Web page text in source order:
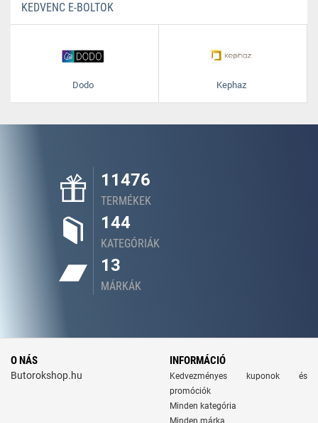
KEDVENC E-BOLTOK
Dodo Kephaz
11476
TERMÉKEK
144
KATEGÓRIÁK
13
MÁRKÁK
O NÁS
Butorokshop.hu
INFORMÁCIÓ
Kedvezményes kuponok és
promóciók
Minden kategória
Minden márka